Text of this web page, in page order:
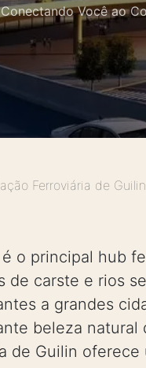
Conectando Você ao
Ferroviária de Guilin
o principal hub
de carste e rios
a grandes
beleza
de Guilin